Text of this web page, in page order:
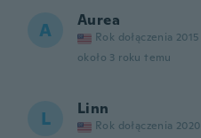
A Aurea
Rok dołączenia 2015
około 3 roku temu
L Linn
Rok dołączenia 2020